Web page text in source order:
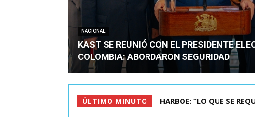
NACIONAL
KAST SE REUNIÓ CON EL PRESIDENTE
COLOMBIA: ABORDARON SEGURIDAD
ÚLTIMO MINUTO BIMINISTRO MAS POR